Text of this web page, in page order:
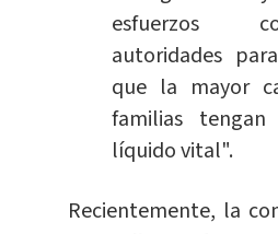
esfuerzos
autoridades
que la mayor
familias
líquido vital".
Recientemente, la